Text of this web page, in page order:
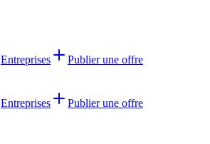
Entreprises Publier une offre
Entreprises
Publier une offre